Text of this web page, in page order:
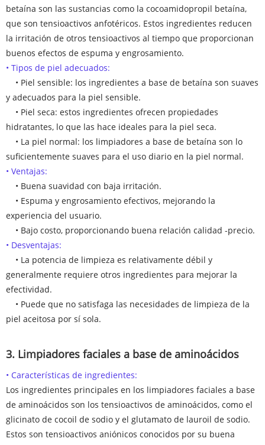
betaína son las sustancias como la cocoamidopropil betaína,
que son tensioactivos anfotéricos. Estos ingredientes reducen
la irritación de otros tensioactivos al tiempo que proporcionan
buenos efectos de espuma y engrosamiento.
• Tipos de piel adecuados:
• Piel sensible: los ingredientes a base de betaína son suaves
y adecuados para la piel sensible.
• Piel seca: estos ingredientes ofrecen propiedades
hidratantes, lo que las hace ideales para la piel seca.
• La piel normal: los limpiadores a base de betaína son lo
suficientemente suaves para el uso diario en la piel normal.
• Ventajas:
• Buena suavidad con baja irritación.
• Espuma y engrosamiento efectivos, mejorando la
experiencia del usuario.
• Bajo costo, proporcionando buena relación calidad -precio.
• Desventajas:
• La potencia de limpieza es relativamente débil y
generalmente requiere otros ingredientes para mejorar la
efectividad.
• Puede que no satisfaga las necesidades de limpieza de la
piel aceitosa por sí sola.
3. Limpiadores faciales a base de aminoácidos
• Características de ingredientes:
Los ingredientes principales en los limpiadores faciales a base
de aminoácidos son los tensioactivos de aminoácidos, como el
glicinato de cocoil de sodio y el glutamato de lauroil de sodio.
Estos son tensioactivos aniónicos conocidos por su buena